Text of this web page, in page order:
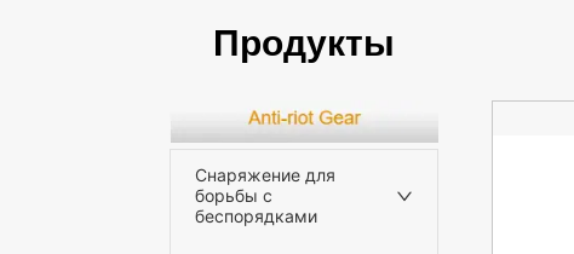
Продукты
Снаряжение для
борьбы с
беспорядками